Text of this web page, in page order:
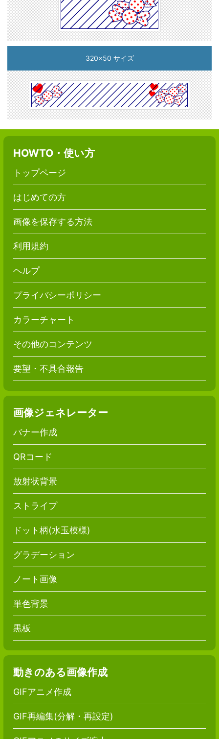
320x50 サイズ
HOWTO・使い方
トップページ
はじめての方
画像を保存する方法
利用規約
ヘルプ
プライバシーポリシー
カラーチャート
その他のコンテンツ
要望・不具合報告
画像ジェネレーター
バナー作成
QRコード
放射状背景
ストライプ
ドット柄(水玉模様)
グラデーション
ノート画像
単色背景
黒板
動きのある画像作成
GIFアニメ作成
GIF再編集(分解・再設定)